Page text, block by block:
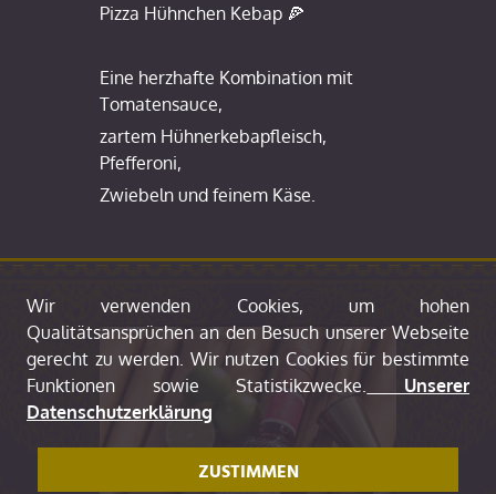
Pizza Hühnchen Kebap 🍕
Eine herzhafte Kombination mit
Tomatensauce,
zartem Hühnerkebapfleisch,
Pfefferoni,
Zwiebeln und feinem Käse.
Wir verwenden Cookies, um hohen
Qualitätsansprüchen an den Besuch unserer Webseite
gerecht zu werden. Wir nutzen Cookies für bestimmte
Funktionen sowie Statistikzwecke. Unserer
Datenschutzerklärung
ZUSTIMMEN